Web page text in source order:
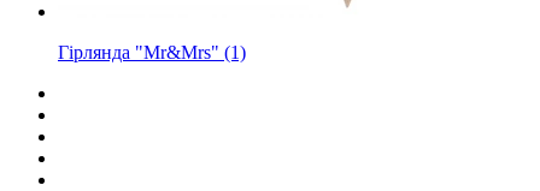
Гірлянда "Mr&Mrs" (1)